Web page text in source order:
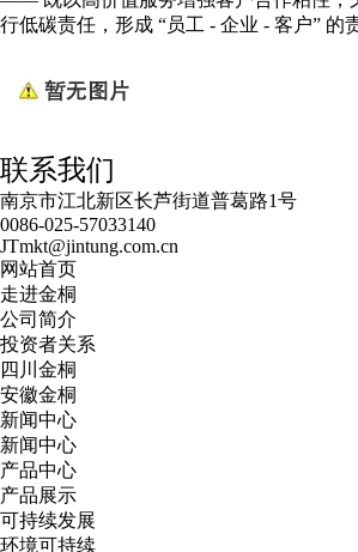
行低碳责任，形成 “员工 - 企业 - 客户” 的
联系我们
南京市江北新区长芦街道普葛路1号
0086-025-57033140
JTmkt@jintung.com.cn
网站首页
走进金桐
公司简介
投资者关系
四川金桐
安徽金桐
新闻中心
新闻中心
产品中心
产品展示
可持续发展
环境可持续